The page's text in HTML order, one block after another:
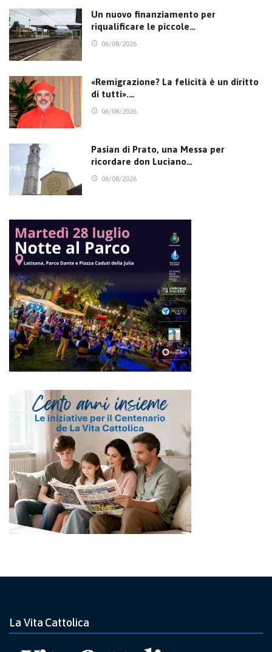
Un nuovo finanziamento per
riqualificare le piccole…
06/08/2026
«Remigrazione? La felicità è un diritto
di tutti».…
06/08/2026
Pasian di Prato, una Messa per
ricordare don Luciano…
06/08/2026
La Vita Cattolica